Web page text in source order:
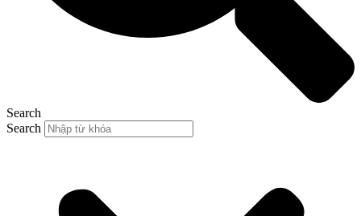
Search
Search